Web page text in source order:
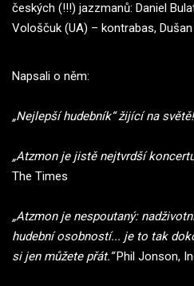
českých (!!!) jazzmanů: Daniel
Vološčuk (UA) – kontrabas,
Napsali o něm:
„Nejlepší hudebník“ žijící na světě!
„Atzmon je jistě nejtvrdší
The Times
„Atzmon je nespoutaný:
hudební osobností... je to tak
si jen můžete přát.“Phil Jonson,